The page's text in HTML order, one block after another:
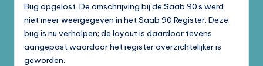
Bug opgelost. De omschrijving bij de Saab 90's werd
niet meer weergegeven in het Saab 90 Register. Deze
bug is nu verholpen; de layout is daardoor tevens
aangepast waardoor het register overzichtelijker is
geworden.